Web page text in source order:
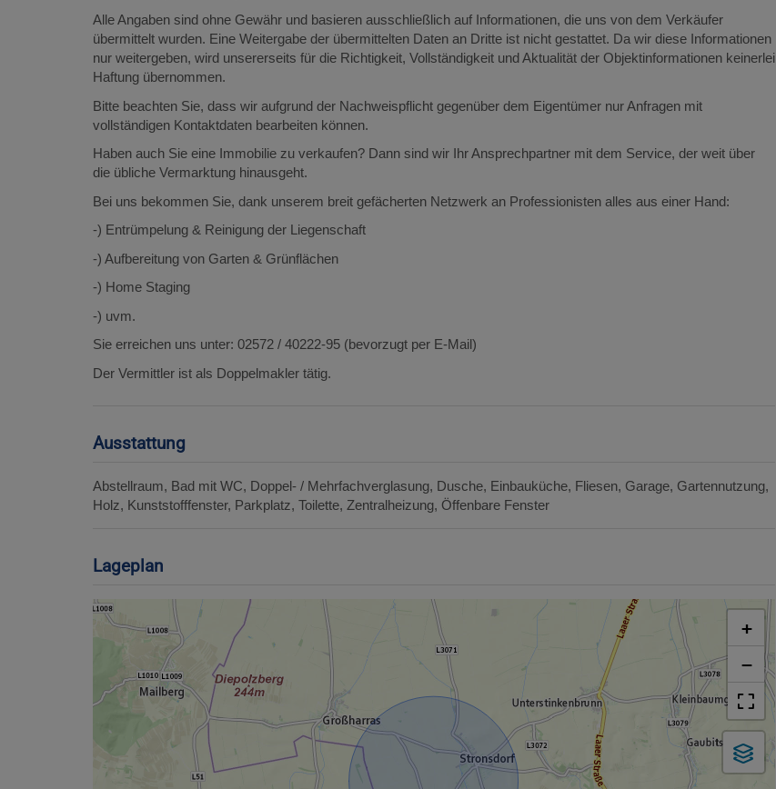
Alle Angaben sind ohne Gewähr und basieren ausschließlich auf Informationen, die uns von dem Verkäufer
übermittelt wurden. Eine Weitergabe der übermittelten Daten an Dritte ist nicht gestattet. Da wir diese Informationen
nur weitergeben, wird unsererseits für die Richtigkeit, Vollständigkeit und Aktualität der Objektinformationen keinerlei
Haftung übernommen.
Bitte beachten Sie, dass wir aufgrund der Nachweispflicht gegenüber dem Eigentümer nur Anfragen mit
vollständigen Kontaktdaten bearbeiten können.
Haben auch Sie eine Immobilie zu verkaufen? Dann sind wir Ihr Ansprechpartner mit dem Service, der weit über
die übliche Vermarktung hinausgeht.
Bei uns bekommen Sie, dank unserem breit gefächerten Netzwerk an Professionisten alles aus einer Hand:
-) Entrümpelung & Reinigung der Liegenschaft
-) Aufbereitung von Garten & Grünflächen
-) Home Staging
-) uvm.
Sie erreichen uns unter: 02572 / 40222-95 (bevorzugt per E-Mail)
Der Vermittler ist als Doppelmakler tätig.
Ausstattung
Abstellraum Bad mit WC Doppel- / Mehrfachverglasung Dusche Einbauküche Fliesen Garage Gartennutzung
Holz Kunststofffenster Parkplatz Toilette Zentralheizung Öffenbare Fenster
Lageplan
+
−